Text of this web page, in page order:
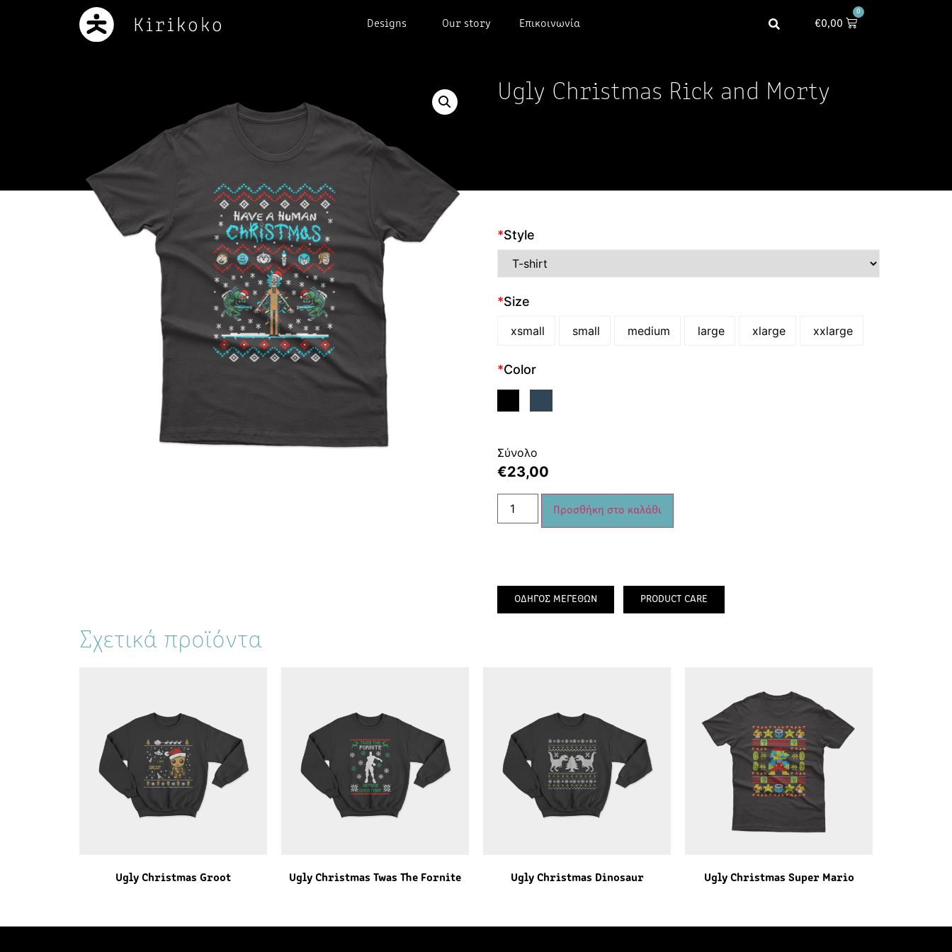
Designs Our story Επικοινωνία €0,00
0
Ugly Christmas Rick and Morty
*Style
*Size
xsmall small medium large xlarge xxlarge
*Color
Σύνολο
€23,00
Προσθήκη στο καλάθι
ΟΔΗΓΟΣ ΜΕΓΕΘΩΝ PRODUCT CARE
Σχετικά προϊόντα
Ugly Christmas Groot Ugly Christmas Twas The Fornite Ugly Christmas Dinosaur Ugly Christmas Super Mario